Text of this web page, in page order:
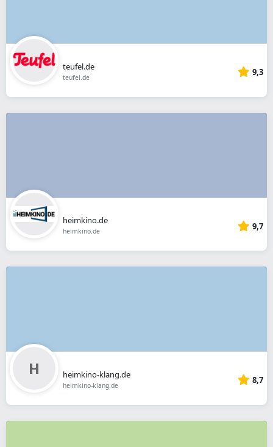
teufel.de
teufel.de 9,3
heimkino.de
heimkino.de 9,7
heimkino-klang.de
heimkino-klang.de 8,7